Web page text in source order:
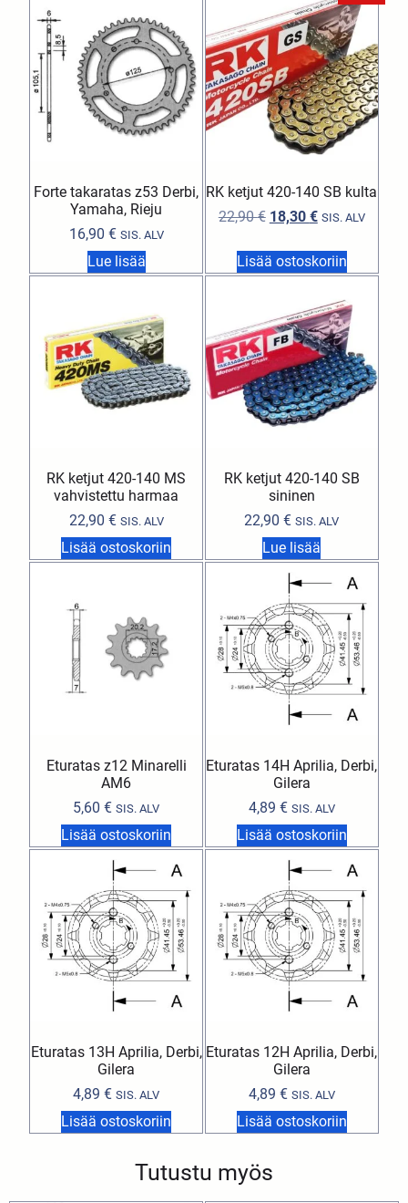
Forte takaratas z53 Derbi,
Yamaha, Rieju
16,90 € SIS. ALV
Lue lisää
RK ketjut 420-140 SB kulta
22,90€ 18,30 € SIS. ALV
Lisää ostoskoriin
RK ketjut 420-140 MS
vahvistettu harmaa
22,90 € SIS. ALV
Lisää ostoskoriin
RK ketjut 420-140 SB
sininen
22,90€ SIS. ALV
Lue lisää
Eturatas z12 Minarelli
AM6
5,60€ SIS. ALV
Lisää ostoskoriin
Eturatas 14H Aprilia, Derbi,
Gilera
4,89 € SIS. ALV
Lisää ostoskoriin
Eturatas 13H Aprilia, Derbi,
Gilera
4,89€ SIS. ALV
Lisää ostoskoriin
Eturatas 12H Aprilia, Derbi,
Gilera
4,89 € SIS. ALV
Lisää ostoskoriin
Tutustu myös